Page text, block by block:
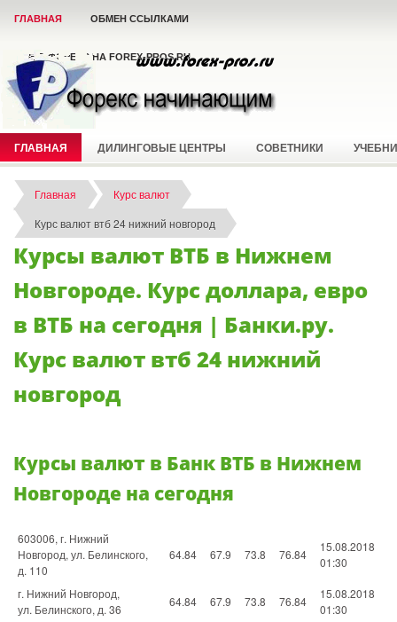
ГЛАВНАЯ ОБМЕН ССЫЛКАМИ
ВСЁ О ФОРЕКС НА FOREX-PROS.RU
ГЛАВНАЯ ДИЛИНГОВЫЕ ЦЕНТРЫ СОВЕТНИКИ
Главная
Курс валют
Курс валют втб 24 нижний новгород
Курсы валют ВТБ в Нижнем
Новгороде. Курс доллара, евро
в ВТБ на сегодня | Банки.ру.
Курс валют втб 24 нижний
новгород
Курсы валют в Банк ВТБ в Нижнем
Новгороде на сегодня
603006, г. Нижний
Новгород, ул. Белинского,
д. 110
64.84 67.9 73.8 76.84
15.08.2018
01:30
г. Нижний Новгород,
ул. Белинского, д. 36
64.84 67.9 73.8 76.84
15.08.2018
01:30